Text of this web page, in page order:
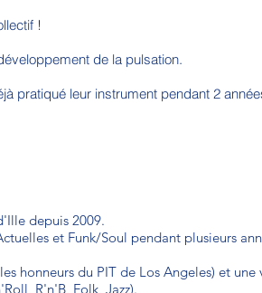
!
de la pulsation.
pratiqué leur instrument pendant 2
depuis 2009.
et Funk/Soul pendant plusieurs
honneurs du PIT de Los Angeles) et une
R'n'B, Folk, Jazz).